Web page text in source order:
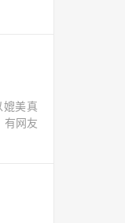
媲美真
有网友